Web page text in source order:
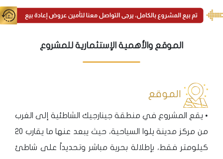
الموقع والأهمية الإستثمارية للمشروع
الموقع
• يقع المشروع في منطقة جينارجيك الشاطئية إلى الغرب
من مركز مدينة يلوا السياحية، حيث يبعد عنها ما يقارب 20
كيلومتر فقط، بإطلالة بحرية مباشر وتحديداً على شاطئ